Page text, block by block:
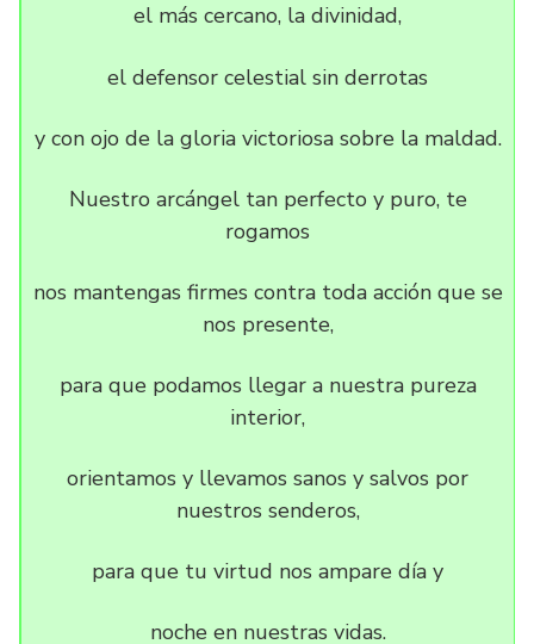
el más cercano, la divinidad,
el defensor celestial sin derrotas
y con ojo de la gloria victoriosa sobre la maldad.
Nuestro arcángel tan perfecto y puro, te
rogamos
nos mantengas firmes contra toda acción que se
nos presente,
para que podamos llegar a nuestra pureza
interior,
orientamos y llevamos sanos y salvos por
nuestros senderos,
para que tu virtud nos ampare día y
noche en nuestras vidas.